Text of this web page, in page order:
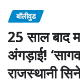
बॉलीवुड
25 साल बाद
अंगड़ाई!
राजस्थानी